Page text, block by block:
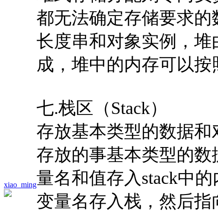
xiao_ming
都无法确定存储要求
长度串和对象实例，
成，堆中的内存可以
七.栈区（Stack）
存放基本类型的数据
存放的事基本类型的
量名和值存入stack中
变量名存入栈，然后